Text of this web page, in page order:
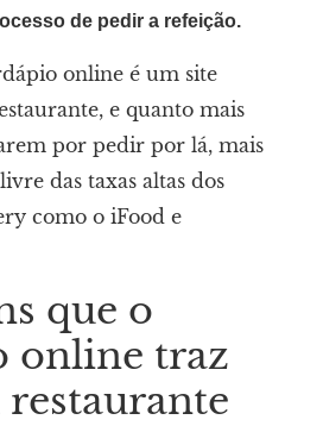
de pedir a refeição.
online é um site
e quanto mais
por pedir por lá, mais
das taxas altas dos
como o iFood e
que o
online traz
restaurante